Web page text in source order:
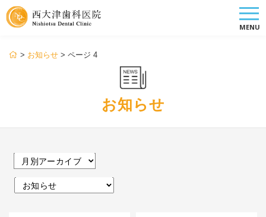
MENU
> お知らせ > ページ 4
お知らせ